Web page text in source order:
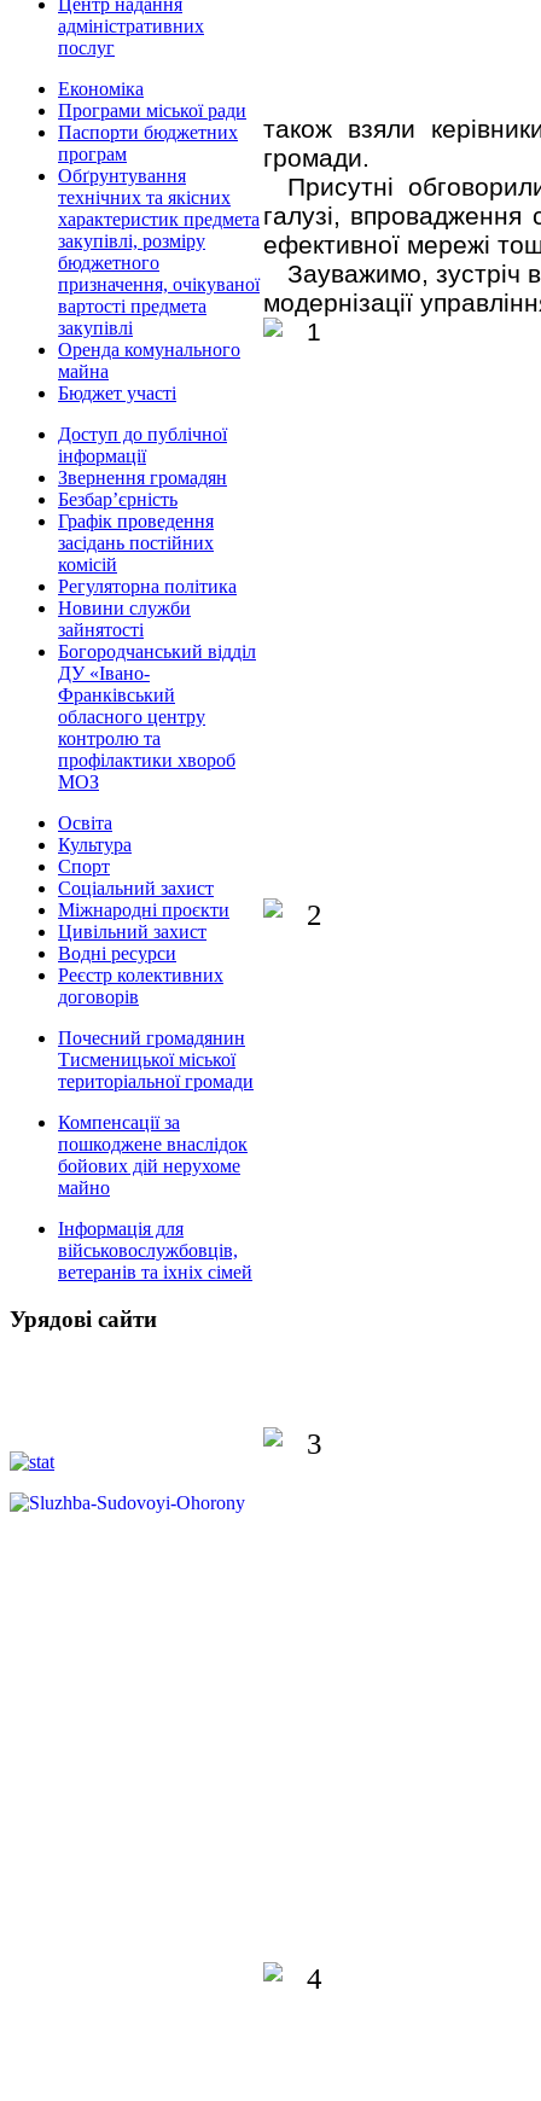
Центр надання
адміністративних
послуг
Економіка
Програми міської ради
Паспорти бюджетних
програм
Обґрунтування
технічних та якісних
характеристик предмета
закупівлі, розміру
бюджетного
призначення, очікуваної
вартості предмета
закупівлі
Оренда комунального
майна
Бюджет участі
Доступ до публічної
інформації
Звернення громадян
Безбар’єрність
Графік проведення
засідань постійних
комісій
Регуляторна політика
Новини служби
зайнятості
Богородчанський відділ
ДУ «Івано-
Франківський
обласного центру
контролю та
профілактики хвороб
МОЗ
Освіта
Культура
Спорт
Соціальний захист
Міжнародні проєкти
Цивільний захист
Водні ресурси
Реєстр колективних
договорів
Почесний громадянин
Тисменицької міської
територіальної громади
Компенсації за
пошкоджене внаслідок
бойових дій нерухоме
майно
Інформація для
військовослужбовців,
ветеранів та іхніх сімей
Урядові сайти
також взяли
громади.
Присутні
галузі,
ефективної мережі
Зауважимо, зустріч
модернізації